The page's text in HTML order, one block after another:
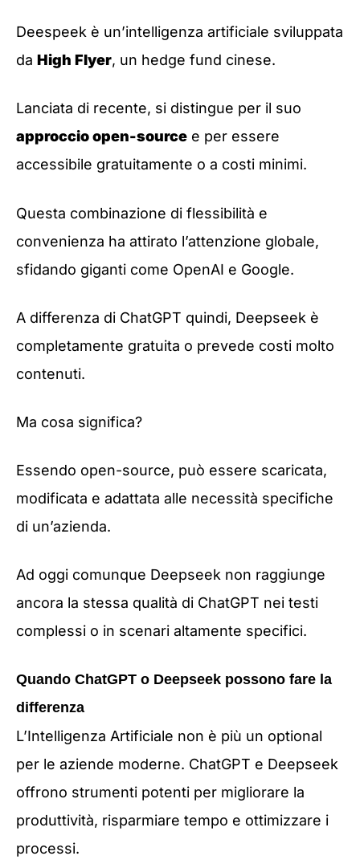
Deespeek è un’intelligenza artificiale sviluppata
da High Flyer, un hedge fund cinese.
Lanciata di recente, si distingue per il suo
approccio open-source e per essere
accessibile gratuitamente o a costi minimi.
Questa combinazione di flessibilità e
convenienza ha attirato l’attenzione globale,
sfidando giganti come OpenAI e Google.
A differenza di ChatGPT quindi, Deepseek è
completamente gratuita o prevede costi molto
contenuti.
Ma cosa significa?
Essendo open-source, può essere scaricata,
modificata e adattata alle necessità specifiche
di un’azienda.
Ad oggi comunque Deepseek non raggiunge
ancora la stessa qualità di ChatGPT nei testi
complessi o in scenari altamente specifici.
Quando ChatGPT o Deepseek possono fare la
differenza
L’Intelligenza Artificiale non è più un optional
per le aziende moderne. ChatGPT e Deepseek
offrono strumenti potenti per migliorare la
produttività, risparmiare tempo e ottimizzare i
processi.